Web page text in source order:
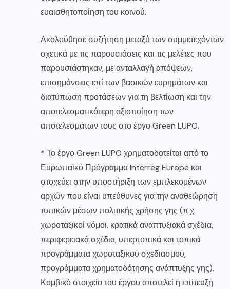
ευαισθητοποίηση του κοινού.
Ακολούθησε συζήτηση μεταξύ των συμμετεχόντων
σχετικά με τις παρουσιάσεις και τις μελέτες που
παρουσιάστηκαν, με ανταλλαγή απόψεων,
επισημάνσεις επί των βασικών ευρημάτων και
διατύπωση προτάσεων για τη βελτίωση και την
αποτελεσματικότερη αξιοποίηση των
αποτελεσμάτων τους στο έργο Green LUPO.
* Το έργο Green LUPO χρηματοδοτείται από το
Ευρωπαϊκό Πρόγραμμα Interreg Europe και
στοχεύει στην υποστήριξη των εμπλεκομένων
αρχών που είναι υπεύθυνες για την αναθεώρηση
τυπικών μέσων πολιτικής χρήσης γης (π.χ.
χωροταξικοί νόμοι, κρατικά αναπτυξιακά σχέδια,
περιφερειακά σχέδια, υπερτοπικά και τοπικά
προγράμματα χωροταξικού σχεδιασμού,
προγράμματα χρηματοδότησης ανάπτυξης γης).
Κομβικό στοιχείο του έργου αποτελεί η επίτευξη